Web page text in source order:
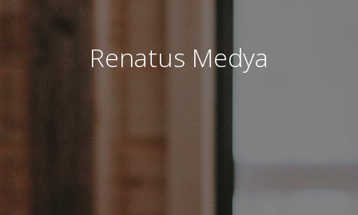
Renatus Medya